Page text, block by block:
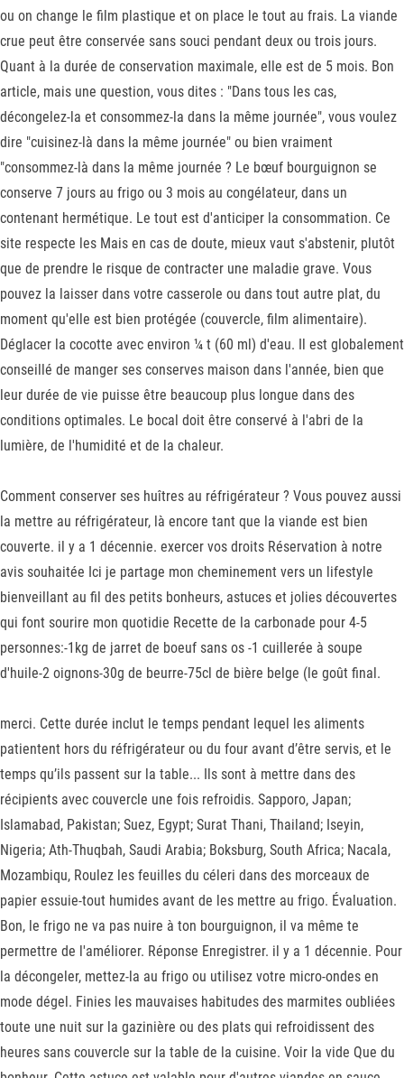
ou on change le film plastique et on place le tout au frais. La viande
crue peut être conservée sans souci pendant deux ou trois jours.
Quant à la durée de conservation maximale, elle est de 5 mois. Bon
article, mais une question, vous dites : "Dans tous les cas,
décongelez-la et consommez-la dans la même journée", vous voulez
dire "cuisinez-là dans la même journée" ou bien vraiment
"consommez-là dans la même journée ? Le bœuf bourguignon se
conserve 7 jours au frigo ou 3 mois au congélateur, dans un
contenant hermétique. Le tout est d'anticiper la consommation. Ce
site respecte les Mais en cas de doute, mieux vaut s'abstenir, plutôt
que de prendre le risque de contracter une maladie grave. Vous
pouvez la laisser dans votre casserole ou dans tout autre plat, du
moment qu'elle est bien protégée (couvercle, film alimentaire).
Déglacer la cocotte avec environ ¼ t (60 ml) d'eau. Il est globalement
conseillé de manger ses conserves maison dans l'année, bien que
leur durée de vie puisse être beaucoup plus longue dans des
conditions optimales. Le bocal doit être conservé à l'abri de la
lumière, de l'humidité et de la chaleur.
Comment conserver ses huîtres au réfrigérateur ? Vous pouvez aussi
la mettre au réfrigérateur, là encore tant que la viande est bien
couverte. il y a 1 décennie. exercer vos droits Réservation à notre
avis souhaitée Ici je partage mon cheminement vers un lifestyle
bienveillant au fil des petits bonheurs, astuces et jolies découvertes
qui font sourire mon quotidie Recette de la carbonade pour 4-5
personnes:-1kg de jarret de boeuf sans os -1 cuillerée à soupe
d'huile-2 oignons-30g de beurre-75cl de bière belge (le goût final.
merci. Cette durée inclut le temps pendant lequel les aliments
patientent hors du réfrigérateur ou du four avant d’être servis, et le
temps qu’ils passent sur la table... Ils sont à mettre dans des
récipients avec couvercle une fois refroidis. Sapporo, Japan;
Islamabad, Pakistan; Suez, Egypt; Surat Thani, Thailand; Iseyin,
Nigeria; Ath-Thuqbah, Saudi Arabia; Boksburg, South Africa; Nacala,
Mozambiqu, Roulez les feuilles du céleri dans des morceaux de
papier essuie-tout humides avant de les mettre au frigo. Évaluation.
Bon, le frigo ne va pas nuire à ton bourguignon, il va même te
permettre de l'améliorer. Réponse Enregistrer. il y a 1 décennie. Pour
la décongeler, mettez-la au frigo ou utilisez votre micro-ondes en
mode dégel. Finies les mauvaises habitudes des marmites oubliées
toute une nuit sur la gazinière ou des plats qui refroidissent des
heures sans couvercle sur la table de la cuisine. Voir la vide Que du